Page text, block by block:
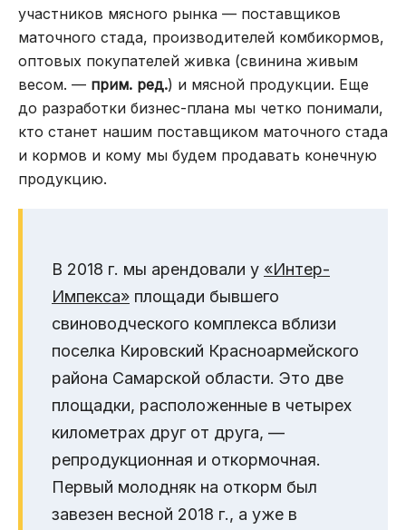
участников мясного рынка — поставщиков
маточного стада, производителей комбикормов,
оптовых покупателей живка (свинина живым
весом. — прим. ред.) и мясной продукции. Еще
до разработки бизнес-плана мы четко понимали,
кто станет нашим поставщиком маточного стада
и кормов и кому мы будем продавать конечную
продукцию.
В 2018 г. мы арендовали у «Интер-
Импекса» площади бывшего
свиноводческого комплекса вблизи
поселка Кировский Красноармейского
района Самарской области. Это две
площадки, расположенные в четырех
километрах друг от друга, —
репродукционная и откормочная.
Первый молодняк на откорм был
завезен весной 2018 г., а уже в